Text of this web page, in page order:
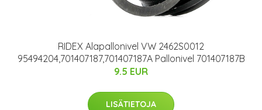
RIDEX Alapallonivel VW 2462S0012
95494204,701407187,701407187A Pallonivel 701407187B
9.5 EUR
LISÄTIETOJA